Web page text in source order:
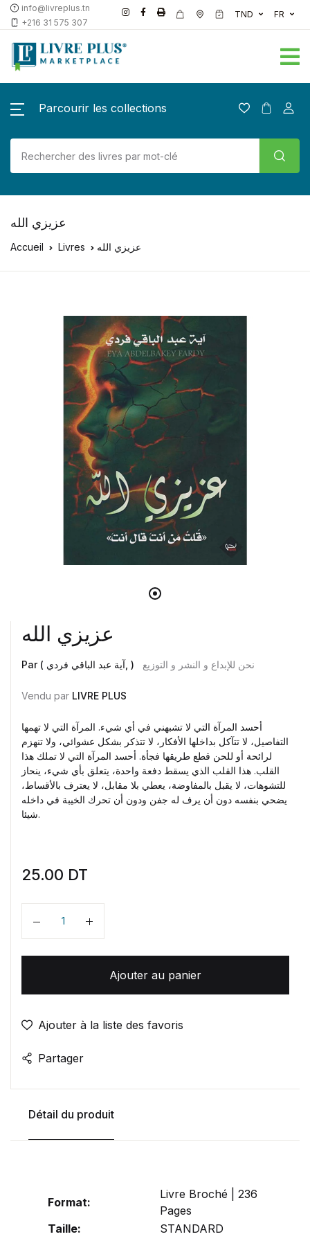
info@livreplus.tn
+216 31 575 307
TND FR
Parcourir les collections
عزيزي الله
Accueil Livres عزيزي الله
عزيزي الله
Par ( آية عبد الباقي فردي, ) نحن للإبداع و النشر و التوزيع
Vendu par LIVRE PLUS
أحسد المرآة التي لا تشبهني في أي شيء. المرآة التي لا تهمها
التفاصيل، لا تتآكل بداخلها الأفكار، لا تتذكر بشكل عشوائي، ولا تنهزم
لرائحة أو للحن قطع طريقها فجأة. أحسد المرآة التي لا تملك هذا
القلب. هذا القلب الذي يسقط دفعة واحدة، يتعلق بأي شيء، ينحاز
للتشوهات، لا يقبل بالمفاوضة، يعطي بلا مقابل، لا يعترف بالأقساط،
يضحي بنفسه دون أن يرف له جفن ودون أن تحرك الخيبة في داخله
شيئا.
25.00 DT
Quantité
Ajouter au panier
Ajouter à la liste des favoris
Partager
Détail du produit
Format:
Livre Broché | 236
Pages
Taille:
STANDARD